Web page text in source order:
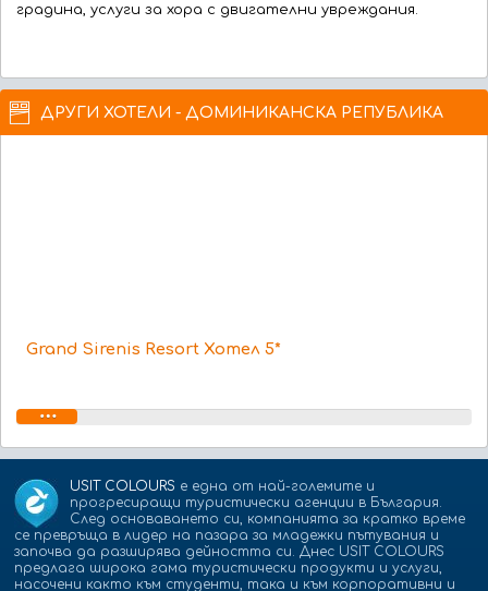
градина, услуги за хора с двигателни увреждания.
ДРУГИ ХОТЕЛИ - ДОМИНИКАНСКА РЕПУБЛИКА
Grand Sirenis Resort Хотел 5*
USIT COLOURS е една от най-големите и
прогресиращи туристически агенции в България.
След основаването си, компанията за кратко време
се превръща в лидер на пазара за младежки пътувания и
започва да разширява дейността си. Днес USIT COLOURS
предлага широка гама туристически продукти и услуги,
насочени както към студенти, така и към корпоративни и